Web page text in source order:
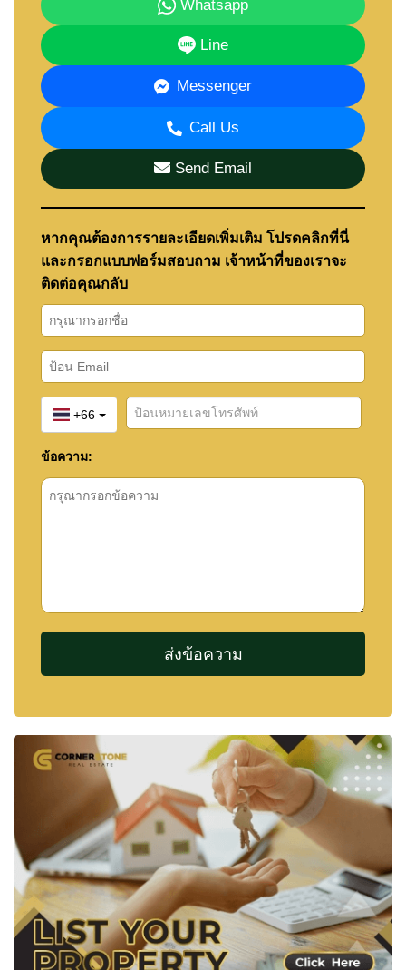
Whatsapp
Line
Messenger
Call Us
Send Email
หากคุณต้องการรายละเอียดเพิ่มเติม โปรดคลิกที่นี่
และกรอกแบบฟอร์มสอบถาม เจ้าหน้าที่ของเราจะ
ติดต่อคุณกลับ
+66
ข้อความ: